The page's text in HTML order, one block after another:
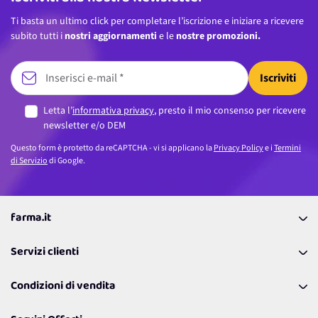
Ti basta un ultimo click per completare l’iscrizione e iniziare a ricevere
subito tutti i nostri aggiornamenti e le nostre promozioni.
Iscriviti
Letta l’informativa privacy, presto il mio consenso per ricevere
newsletter e/o DEM
Questo form è protetto da reCAPTCHA - vi si applicano laPrivacy Policye iTermini
di Serviziodi Google.
farma.it
Coupon
Lavora con noi
Servizi clienti
Richiamami
Condizioni di vendita